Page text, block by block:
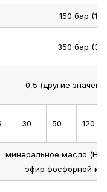
150 бар (15
350 бар
0,5 (другие
30 50 120
минеральное масло (HL,
эфир фосфорной